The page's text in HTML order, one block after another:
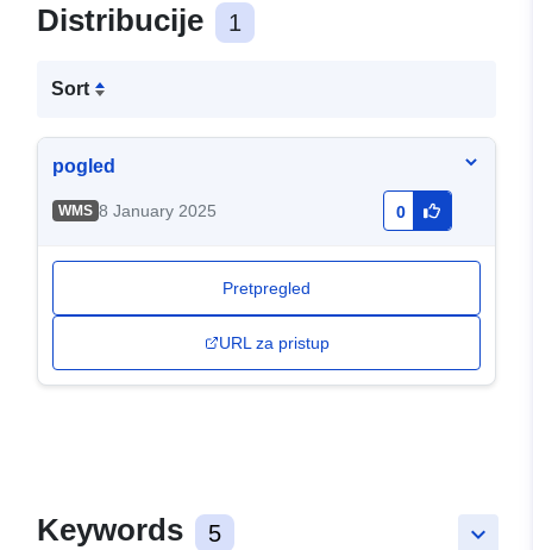
Distribucije 1
Sort
pogled
WMS 8 January 2025 0
Pretpregled
URL za pristup
keyboard_arrow_down
Keywords 5